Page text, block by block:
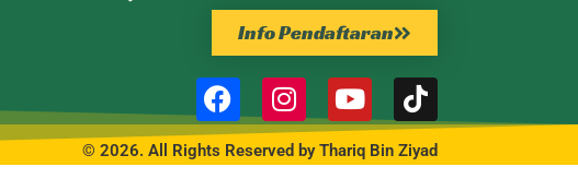
Info Pendaftaran
© 2026. All Rights Reserved by Thariq Bin Ziyad